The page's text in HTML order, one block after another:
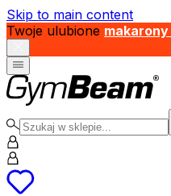
Skip to main content
Twoje ulubione